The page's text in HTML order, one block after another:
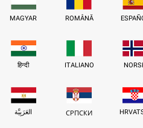
MAGYAR ROMÂNĂ
हिन्दी ITALIANO
العَرَبِيَّة СРПСКИ